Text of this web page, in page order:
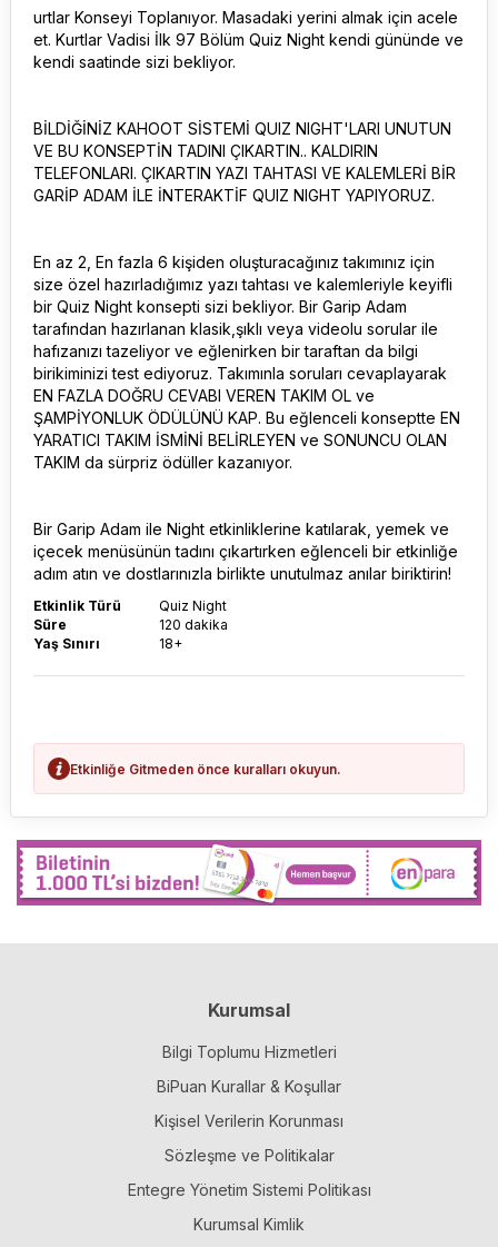
urtlar Konseyi Toplanıyor. Masadaki yerini almak için acele
et. Kurtlar Vadisi İlk 97 Bölüm Quiz Night kendi gününde ve
kendi saatinde sizi bekliyor.
BİLDİĞİNİZ KAHOOT SİSTEMİ QUIZ NIGHT'LARI UNUTUN
VE BU KONSEPTİN TADINI ÇIKARTIN.. KALDIRIN
TELEFONLARI. ÇIKARTIN YAZI TAHTASI VE KALEMLERİ BİR
GARİP ADAM İLE İNTERAKTİF QUIZ NIGHT YAPIYORUZ.
En az 2, En fazla 6 kişiden oluşturacağınız takımınız için
size özel hazırladığımız yazı tahtası ve kalemleriyle keyifli
bir Quiz Night konsepti sizi bekliyor. Bir Garip Adam
tarafından hazırlanan klasik,şıklı veya videolu sorular ile
hafızanızı tazeliyor ve eğlenirken bir taraftan da bilgi
birikiminizi test ediyoruz. Takımınla soruları cevaplayarak
EN FAZLA DOĞRU CEVABI VEREN TAKIM OL ve
ŞAMPİYONLUK ÖDÜLÜNÜ KAP. Bu eğlenceli konseptte EN
YARATICI TAKIM İSMİNİ BELİRLEYEN ve SONUNCU OLAN
TAKIM da sürpriz ödüller kazanıyor.
Bir Garip Adam ile Night etkinliklerine katılarak, yemek ve
içecek menüsünün tadını çıkartırken eğlenceli bir etkinliğe
adım atın ve dostlarınızla birlikte unutulmaz anılar biriktirin!
Etkinlik Türü
Quiz Night
Süre
120 dakika
Yaş Sınırı
18+
Etkinliğe Gitmeden önce kuralları okuyun.
Kurumsal
Bilgi Toplumu Hizmetleri
BiPuan Kurallar & Koşullar
Kişisel Verilerin Korunması
Sözleşme ve Politikalar
Entegre Yönetim Sistemi Politikası
Kurumsal Kimlik